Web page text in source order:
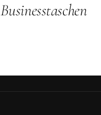
Businesstaschen